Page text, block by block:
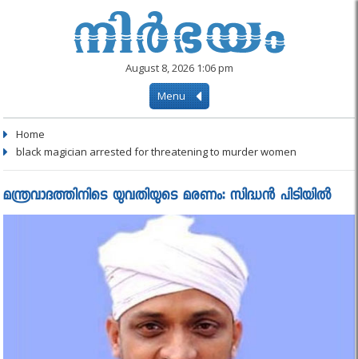
August 8, 2026 1:06 pm
Menu
Home
black magician arrested for threatening to murder women
മന്ത്രവാദത്തിനിടെ യുവതിയുടെ മരണം: സിദ്ധന്‍ പിടിയില്‍